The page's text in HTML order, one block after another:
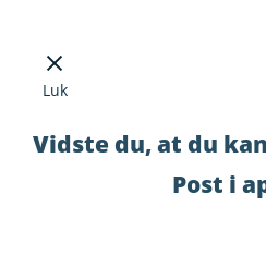
Luk
Vidste du, at du
Post i